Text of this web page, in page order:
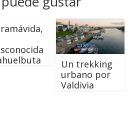
Un trekking
urbano por
Valdivia